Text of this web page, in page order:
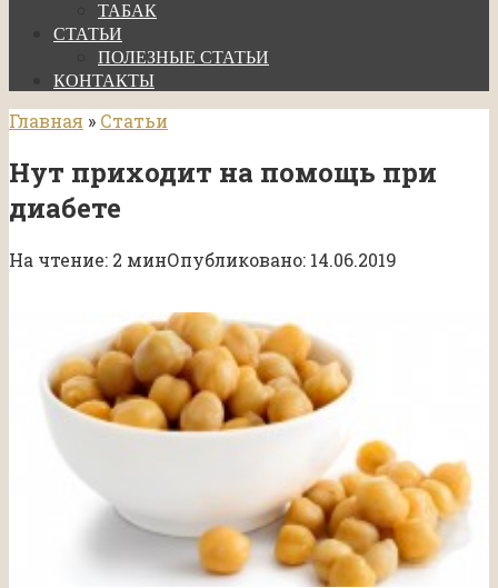
ТАБАК
СТАТЬИ
ПОЛЕЗНЫЕ СТАТЬИ
КОНТАКТЫ
Главная » Статьи
Нут приходит на помощь при
диабете
На чтение: 2 минОпубликовано: 14.06.2019